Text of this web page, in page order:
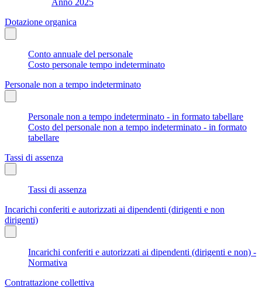
Dotazione organica
Conto annuale del personale
Costo personale tempo indeterminato
Personale non a tempo indeterminato
Personale non a tempo indeterminato - in formato tabellare
Costo del personale non a tempo indeterminato - in formato
tabellare
Tassi di assenza
Tassi di assenza
Incarichi conferiti e autorizzati ai dipendenti (dirigenti e non
dirigenti)
Incarichi conferiti e autorizzati ai dipendenti (dirigenti e non) -
Normativa
Contrattazione collettiva